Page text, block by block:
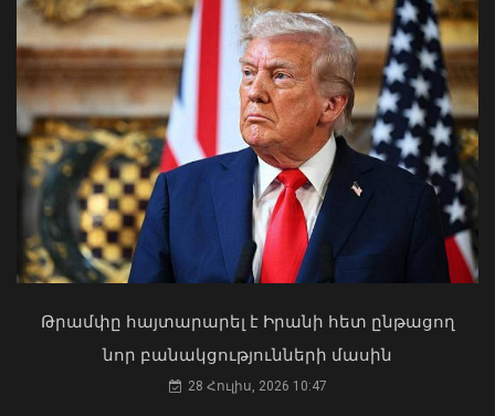
Ընտրական բնույթի
հանցագործությունների դեպքերի
առթիվ նախաձեռնվել է 209 քրեական
վարույթ
06 Օգոստոս, 2026 17:31
Երևանի Կենտրոնում պետության
սեփականության իրավունքն է
վերականգնվել 51,9 քմ նկուղային
տարածքի և հողամասի նկատմամբ
31 Հուլիս, 2026 15:26
Թրամփը հայտարարել է Իրանի հետ ընթացող
նոր բանակցությունների մասին
28 Հուլիս, 2026 10:47